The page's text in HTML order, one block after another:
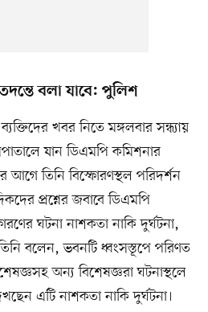
বলা যাবে: পুলিশ
খবর নিতে মঙ্গলবার সন্ধ্যায়
যান ডিএমপি কমিশনার
তিনি বিস্ফোরণস্থল পরিদর্শন
প্রশ্নের জবাবে ডিএমপি
ঘটনা নাশকতা নাকি দুর্ঘটনা,
বলেন, ভবনটি ধ্বংসস্তূপে পরিণত
অন্য বিশেষজ্ঞরা ঘটনাস্থলে
এটি নাশকতা নাকি দুর্ঘটনা।